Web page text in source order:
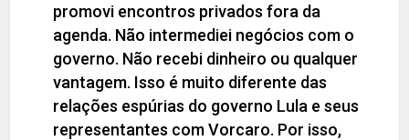
promovi encontros privados fora da
agenda. Não intermediei negócios com o
governo. Não recebi dinheiro ou qualquer
vantagem. Isso é muito diferente das
relações espúrias do governo Lula e seus
representantes com Vorcaro. Por isso,